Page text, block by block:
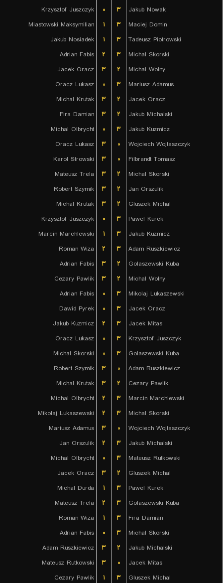
Krzysztof Juszczyk
۰ ۳
Jakub Nowak
Miastowski Maksymilian
۱ ۳
Maciej Domin
Jakub Nosiadek
۱ ۳
Tadeusz Piotrowski
Adrian Fabis
۲ ۳
Michal Skorski
Jacek Oracz
۳ ۲
Michal Wolny
Oracz Lukasz
۰ ۳
Mariusz Adamus
Michal Krutak
۳ ۲
Jacek Oracz
Fira Damian
۳ ۲
Jakub Michalski
Michal Olbrycht
۰ ۳
Jakub Kuzmicz
Oracz Lukasz
۳ ۰
Wojciech Wojtaszczyk
Karol Strowski
۳ ۰
Filbrandt Tomasz
Mateusz Trela
۳ ۲
Michal Skorski
Robert Szymik
۳ ۲
Jan Orszulik
Michal Krutak
۳ ۲
Gluszek Michal
Krzysztof Juszczyk
۰ ۳
Pawel Kurek
Marcin Marchlewski
۱ ۳
Jakub Kuzmicz
Roman Wiza
۲ ۳
Adam Ruszkiewicz
Adrian Fabis
۳ ۲
Golaszewski Kuba
Cezary Pawlik
۳ ۲
Michal Wolny
Adrian Fabis
۰ ۳
Mikolaj Lukaszewski
Dawid Pyrek
۰ ۳
Jacek Oracz
Jakub Kuzmicz
۲ ۳
Jacek Mitas
Oracz Lukasz
۰ ۳
Krzysztof Juszczyk
Michal Skorski
۰ ۳
Golaszewski Kuba
Robert Szymik
۳ ۰
Adam Ruszkiewicz
Michal Krutak
۳ ۲
Cezary Pawlik
Michal Olbrycht
۲ ۳
Marcin Marchlewski
Mikolaj Lukaszewski
۲ ۳
Michal Skorski
Mariusz Adamus
۳ ۰
Wojciech Wojtaszczyk
Jan Orszulik
۲ ۳
Jakub Michalski
Michal Olbrycht
۰ ۳
Mateusz Rutkowski
Jacek Oracz
۳ ۲
Gluszek Michal
Michal Durda
۱ ۳
Pawel Kurek
Mateusz Trela
۲ ۳
Golaszewski Kuba
Roman Wiza
۱ ۳
Fira Damian
Adrian Fabis
۰ ۳
Michal Skorski
Adam Ruszkiewicz
۳ ۲
Jakub Michalski
Mateusz Rutkowski
۳ ۰
Jacek Mitas
Cezary Pawlik
۱ ۳
Gluszek Michal